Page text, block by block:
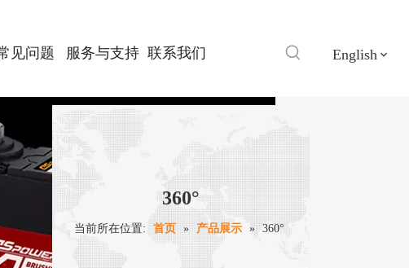
见问题 服务与支持 联系我们 English
360°
当前所在位置: 首页 » 产品展示 » 360°